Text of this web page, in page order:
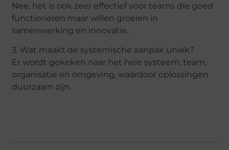
Nee, het is ook zeer effectief voor teams die goed
functioneren maar willen groeien in
samenwerking en innovatie.
3. Wat maakt de systemische aanpak uniek?
Er wordt gekeken naar het hele systeem: team,
organisatie en omgeving, waardoor oplossingen
duurzaam zijn.